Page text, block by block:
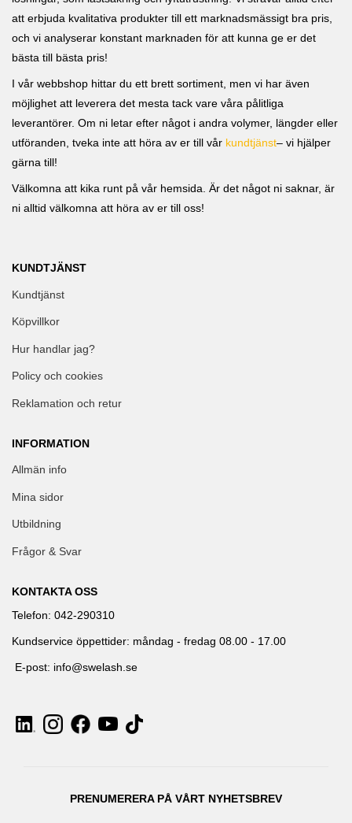
att erbjuda kvalitativa produkter till ett marknadsmässigt bra pris,
och vi analyserar konstant marknaden för att kunna ge er det
bästa till bästa pris!
I vår webbshop hittar du ett brett sortiment, men vi har även
möjlighet att leverera det mesta tack vare våra pålitliga
leverantörer. Om ni letar efter något i andra volymer, längder eller
utföranden, tveka inte att höra av er till vår kundtjänst– vi hjälper
gärna till!
Välkomna att kika runt på vår hemsida. Är det något ni saknar, är
ni alltid välkomna att höra av er till oss!
KUNDTJÄNST
Kundtjänst
Köpvillkor
Hur handlar jag?
Policy och cookies
Reklamation och retur
INFORMATION
Allmän info
Mina sidor
Utbildning
Frågor & Svar
KONTAKTA OSS
Telefon: 042-290310
Kundservice öppettider: måndag - fredag 08.00 - 17.00
E-post: info@swelash.se
PRENUMERERA PÅ VÅRT NYHETSBREV